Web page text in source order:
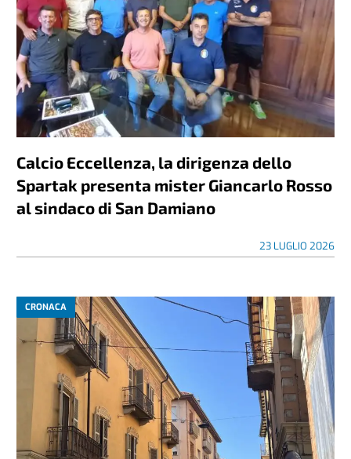
Calcio Eccellenza, la dirigenza dello
Spartak presenta mister Giancarlo Rosso
al sindaco di San Damiano
23 LUGLIO 2026
CRONACA